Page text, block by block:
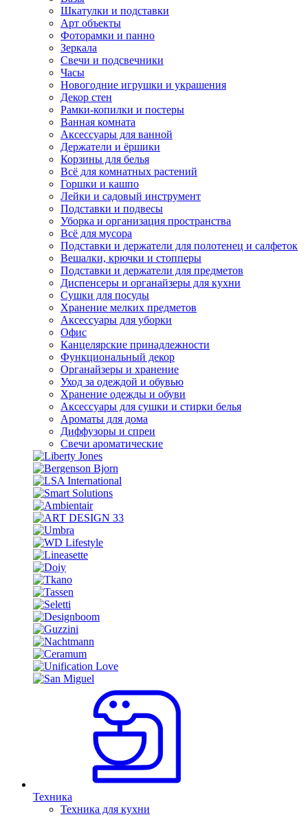
Шкатулки и подставки
Арт объекты
Фоторамки и панно
Зеркала
Свечи и подсвечники
Часы
Новогодние игрушки и украшения
Декор стен
Рамки-копилки и постеры
Ванная комната
Аксессуары для ванной
Держатели и ёршики
Корзины для белья
Всё для комнатных растений
Горшки и кашпо
Лейки и садовый инструмент
Подставки и подвесы
Уборка и организация пространства
Всё для мусора
Подставки и держатели для полотенец и салфеток
Вешалки, крючки и стопперы
Подставки и держатели для предметов
Диспенсеры и органайзеры для кухни
Сушки для посуды
Хранение мелких предметов
Аксессуары для уборки
Офис
Канцелярские принадлежности
Функциональный декор
Органайзеры и хранение
Уход за одеждой и обувью
Хранение одежды и обуви
Аксессуары для сушки и стирки белья
Ароматы для дома
Диффузоры и спреи
Свечи ароматические
Техника
Техника для кухни